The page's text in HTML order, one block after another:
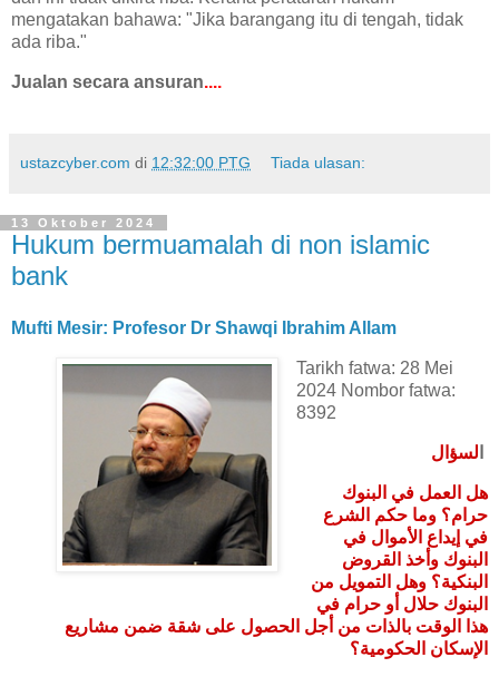
mengatakan bahawa: "Jika barangang itu di tengah, tidak
ada riba."
Jualan secara ansuran....
ustazcyber.com di 12:32:00 PTG Tiada ulasan:
13 Oktober 2024
Hukum bermuamalah di non islamic
bank
Mufti Mesir: Profesor Dr Shawqi Ibrahim Allam
Tarikh fatwa: 28 Mei
2024 Nombor fatwa:
8392
لسؤال
هل العمل في البنوك
حرام؟ وما حكم الشرع
في إيداع الأموال في
البنوك وأخذ القروض
البنكية؟ وهل التمويل من
البنوك حلال أو حرام في
هذا الوقت بالذات من أجل الحصول على شقة ضمن مشاريع
الإسكان الحكومية؟